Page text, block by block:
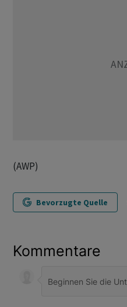
(AWP)
Bevorzugte Quelle
Kommentare